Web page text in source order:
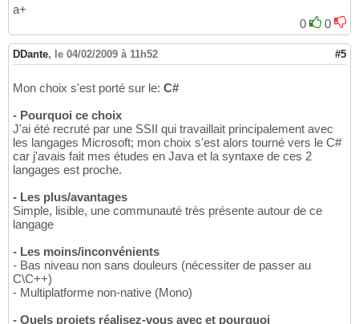
a+
0
0
DDante, le 04/02/2009 à 11h52 #5
Mon choix s'est porté sur le: C#
- Pourquoi ce choix
J'ai été recruté par une SSII qui travaillait principalement avec
les langages Microsoft; mon choix s'est alors tourné vers le C#
car j'avais fait mes études en Java et la syntaxe de ces 2
langages est proche.
- Les plus/avantages
Simple, lisible, une communauté très présente autour de ce
langage
- Les moins/inconvénients
- Bas niveau non sans douleurs (nécessiter de passer au
C\C++)
- Multiplatforme non-native (Mono)
- Quels projets réalisez-vous avec et pourquoi